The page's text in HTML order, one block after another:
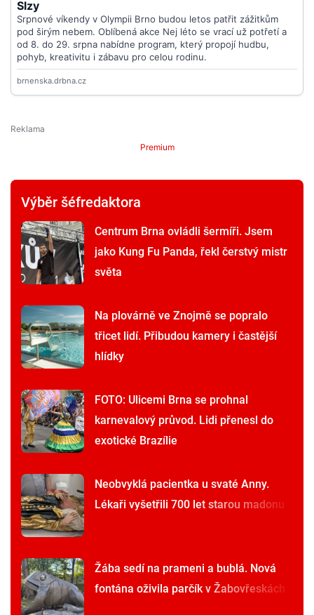
Premium
Výběr šéfredaktora
Centrum Brna ovládli šermíři. Jsem
jako Kung Fu Panda, řekl čerstvý mistr
světa
Na plovárně ve Znojmě se popralo
třicet lidí. Přibudou kamery i častější
hlídky
FOTO: Ulicemi Brna se prohnal
karnevalový průvod. Lidi přenesl do
exotické Brazílie
Neobvyklá pacientka u svaté Anny.
Lékaři vyšetřili 700 let starou madonu
Žába sedí na prameni a bublá. Nová
fontána oživila parčík v Žabovřeskách